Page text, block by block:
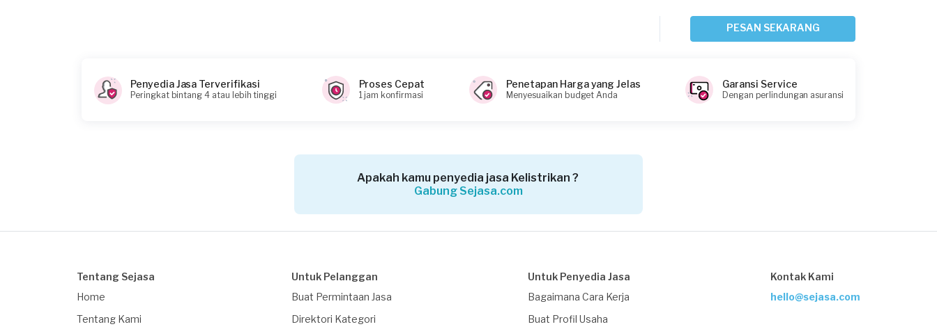
Bekasi Kota, Jawa Barat
Request Fulfilled
Andakara Prastawa requested
Bekasi Kota, Jawa Barat
PESAN SEKARANG
Penyedia Jasa Terverifikasi
Peringkat bintang 4 atau lebih tinggi
Proses Cepat
1 jam konfirmasi
Penetapan Harga yang Jelas
Menyesuaikan budget Anda
Garansi Service
Dengan perlindungan asuransi
Apakah kamu penyedia jasa Kelistrikan ?
Gabung Sejasa.com
Tentang Sejasa
Home
Tentang Kami
Untuk Pelanggan
Buat Permintaan Jasa
Direktori Kategori
Untuk Penyedia Jasa
Bagaimana Cara Kerja
Buat Profil Usaha
Kontak Kami
hello@sejasa.com